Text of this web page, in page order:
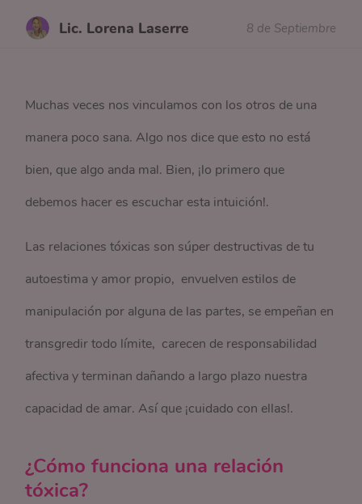
Lic. Lorena Laserre 8 de Septiembre
Muchas veces nos vinculamos con los otros de una
manera poco sana. Algo nos dice que esto no está
bien, que algo anda mal. Bien, ¡lo primero que
debemos hacer es escuchar esta intuición!.
Las relaciones tóxicas son súper destructivas de tu
autoestima y amor propio, envuelven estilos de
manipulación por alguna de las partes, se empeñan en
transgredir todo límite, carecen de responsabilidad
afectiva y terminan dañando a largo plazo nuestra
capacidad de amar. Así que ¡cuidado con ellas!.
¿Cómo funciona una relación
tóxica?